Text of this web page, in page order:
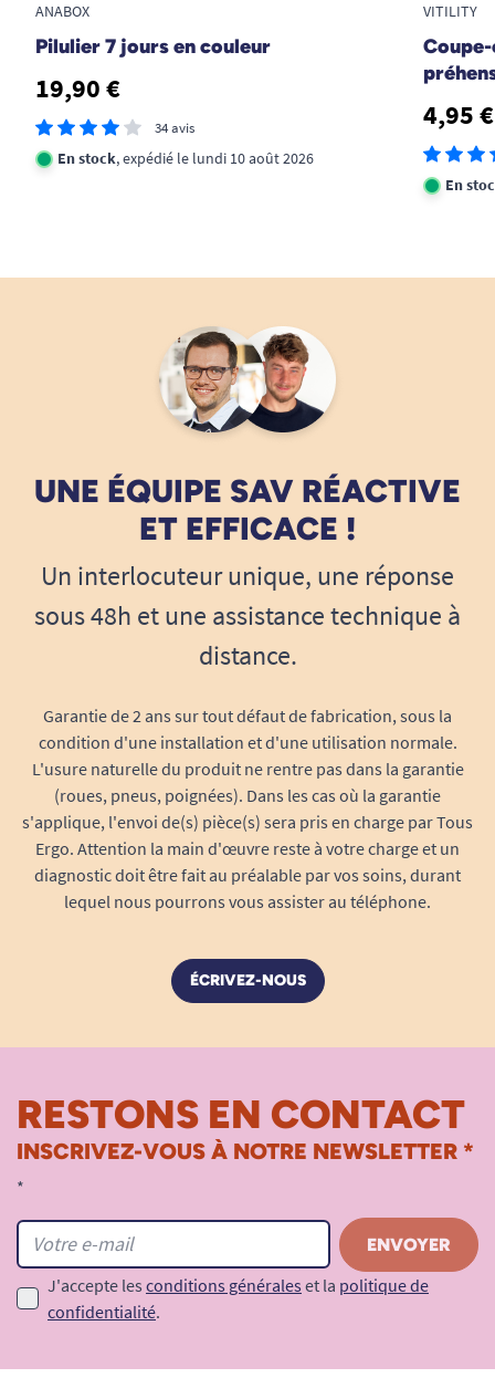
m’a remboursé. Merci à vous
Bonjour Madame, Merci pour votre avis, l'aspect
rugueux du mortier permet une meilleure adhérence
avec le pilon et évite que les pilules ne glissent. Bonne
ANABOX
Pilulier 7 jours en couleur
19,90 €
34 avis
En stock, expédié le lundi 10 août 2026
VITILITY
4,95 €
En
UNE ÉQUIPE SAV RÉACTIVE
ET EFFICACE !
Un interlocuteur unique, une réponse
sous 48h et une assistance technique à
distance.
Garantie de 2 ans sur tout défaut de fabrication, sous la
condition d'une installation et d'une utilisation normale.
L'usure naturelle du produit ne rentre pas dans la garantie
(roues, pneus, poignées). Dans les cas où la garantie
s'applique, l'envoi de(s) pièce(s) sera pris en charge par Tous
Ergo. Attention la main d'œuvre reste à votre charge et un
diagnostic doit être fait au préalable par vos soins, durant
lequel nous pourrons vous assister au téléphone.
ÉCRIVEZ-NOUS
RESTONS EN CONTACT
INSCRIVEZ-VOUS À NOTRE NEWSLETTER *
*
J'accepte les conditions générales et la politique de
confidentialité.